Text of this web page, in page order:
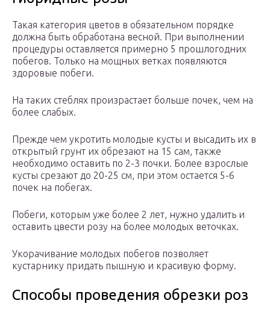
Такая категория цветов в обязательном порядке
должна быть обработана весной. При выполнении
процедуры оставляется примерно 5 прошлогодних
побегов. Только на мощных ветках появляются
здоровые побеги.
На таких стеблях произрастает больше почек, чем на
более слабых.
Прежде чем укротить молодые кусты и высадить их в
открытый грунт их обрезают на 15 сам, также
необходимо оставить по 2-3 почки. Более взрослые
кусты срезают до 20-25 см, при этом остается 5-6
почек на побегах.
Побеги, которым уже более 2 лет, нужно удалить и
оставить цвести розу на более молодых веточках.
Укорачивание молодых побегов позволяет
кустарнику придать пышную и красивую форму.
Способы проведения обрезки роз